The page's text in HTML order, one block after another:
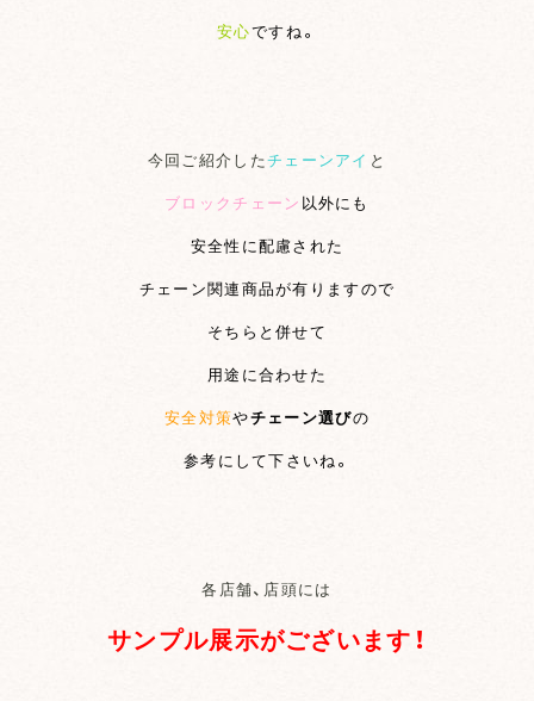
安心ですね。
今回ご紹介したチェーンアイ と
ブロックチェーン 以外にも
安全性に配慮された
チェーン関連商品が有りますので
そちらと併せて
用途に合わせた
安全対策やチェーン選びの
参考にして下さいね。
各店舗、店頭には
サンプル展示がございます！